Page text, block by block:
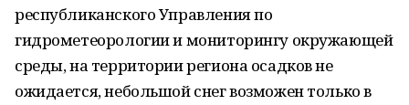
республиканского Управления по
гидрометеорологии и мониторингу окружающей
среды, на территории региона осадков не
ожидается, небольшой снег возможен только в